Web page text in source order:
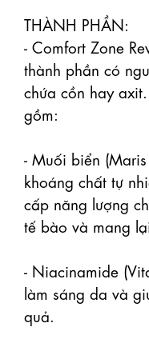
THÀNH PHẦN:
- Comfort Zone
thành phần có
chứa cồn hay
gồm:
- Muối biển
khoáng chất tự
cấp năng lượng
tế bào và mang
- Niacinamide
làm sáng da và
quả.